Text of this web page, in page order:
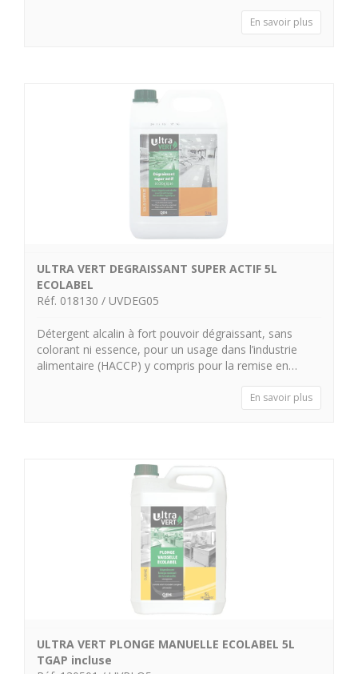
En savoir plus
ULTRA VERT DEGRAISSANT SUPER ACTIF 5L
ECOLABEL
Réf. 018130 / UVDEG05
Détergent alcalin à fort pouvoir dégraissant, sans
colorant ni essence, pour un usage dans l’industrie
alimentaire (HACCP) y compris pour la remise en…
En savoir plus
ULTRA VERT PLONGE MANUELLE ECOLABEL 5L
TGAP incluse